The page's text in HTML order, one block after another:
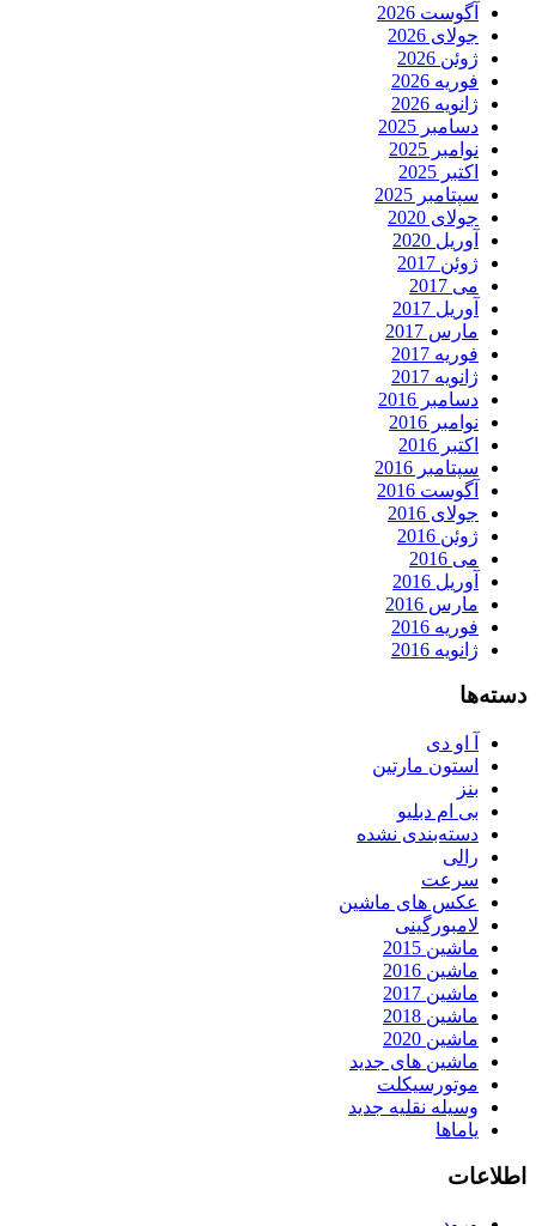
آگوست 2026
جولای 2026
ژوئن 2026
فوریه 2026
ژانویه 2026
دسامبر 2025
نوامبر 2025
اکتبر 2025
سپتامبر 2025
جولای 2020
آوریل 2020
ژوئن 2017
می 2017
آوریل 2017
مارس 2017
فوریه 2017
ژانویه 2017
دسامبر 2016
نوامبر 2016
اکتبر 2016
سپتامبر 2016
آگوست 2016
جولای 2016
ژوئن 2016
می 2016
آوریل 2016
مارس 2016
فوریه 2016
ژانویه 2016
دسته‌ها
آ او دی
استون مارتین
بنز
بی ام دبلیو
دسته‌بندی نشده
رالی
سرعت
عکس های ماشین
لامبورگینی
ماشین 2015
ماشین 2016
ماشین 2017
ماشین 2018
ماشین 2020
ماشین های جدید
موتورسیکلت
وسیله نقلیه جدید
یاماها
اطلاعات